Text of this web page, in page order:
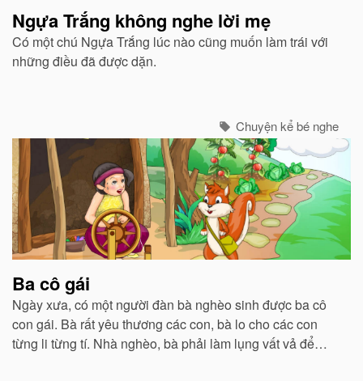
Ngựa Trắng không nghe lời mẹ
Có một chú Ngựa Trắng lúc nào cũng muốn làm trái với
những điều đã được dặn.
Chuyện kể bé nghe
Ba cô gái
Ngày xưa, có một người đàn bà nghèo sinh được ba cô
con gái. Bà rất yêu thương các con, bà lo cho các con
từng li từng tí. Nhà nghèo, bà phải làm lụng vất vả để